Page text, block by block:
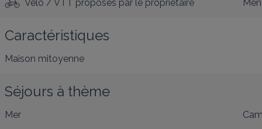
Vélo / VTT proposés par le propriétaire
Caractéristiques
Maison mitoyenne
Séjours à thème
Mer